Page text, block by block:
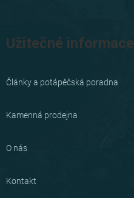
Užitečné informace
Články a potápěčská poradna
Kamenná prodejna
O nás
Kontakt